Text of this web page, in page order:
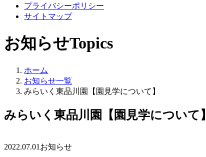
プライバシーポリシー
サイトマップ
お知らせTopics
ホーム
お知らせ一覧
みらいく東品川園【園見学について】
みらいく東品川園【園見学について】
2022.07.01 お知らせ